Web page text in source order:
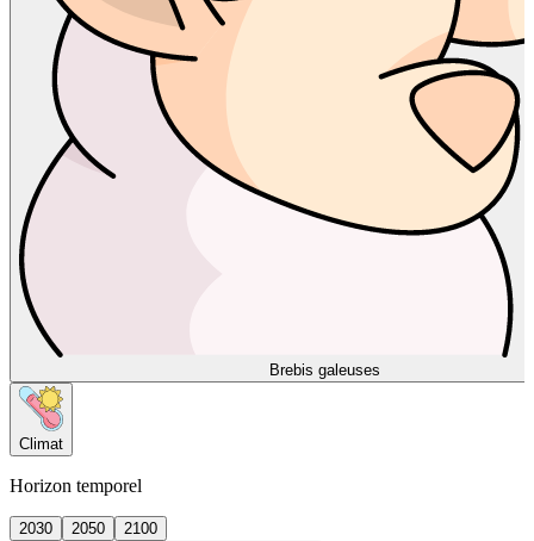
Brebis galeuses
Climat
Horizon temporel
2030 2050
2100